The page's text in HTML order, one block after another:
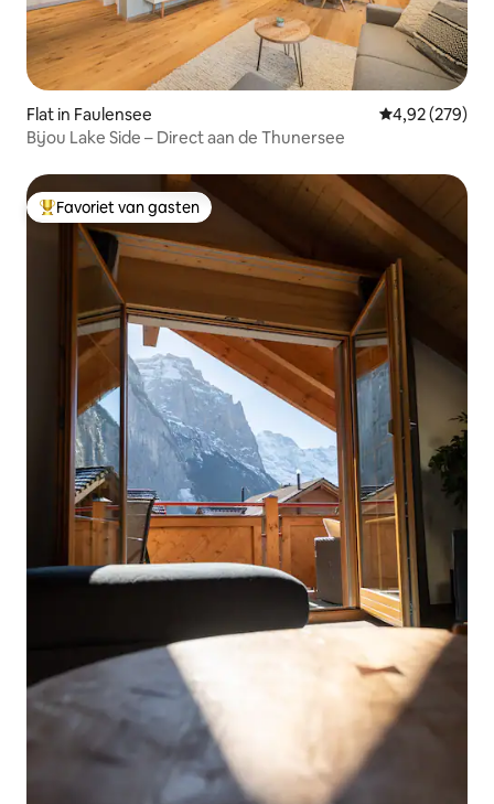
Flat in Faulensee Gemiddelde
4,92 (279)
Bijou Lake Side – Direct aan de Thunersee
Topfavoriet van gasten
Favoriet van gasten